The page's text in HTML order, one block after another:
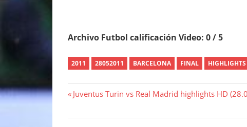
Archivo Futbol calificación Video: 0 / 5
2011 28052011 BARCELONA FINAL HIGHLIGHTS
Post
navigation
Previous
Juventus Turin vs Real Madrid highlights HD